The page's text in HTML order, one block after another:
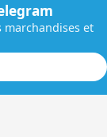
et